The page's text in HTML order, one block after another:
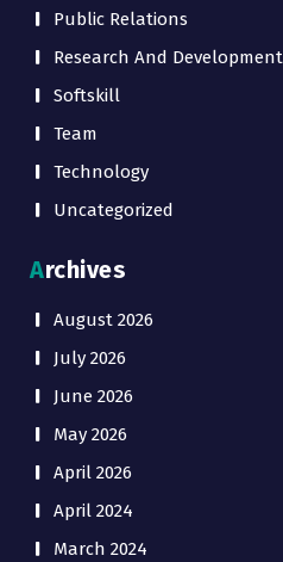
Public Relations
Research And Development
Softskill
Team
Technology
Uncategorized
Archives
August 2026
July 2026
June 2026
May 2026
April 2026
April 2024
March 2024